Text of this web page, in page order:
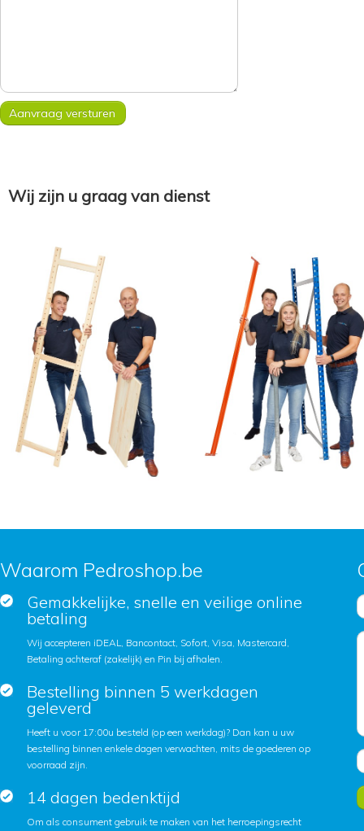
Wij zijn u graag van dienst
Waarom Pedroshop.be
Gemakkelijke, snelle en veilige online
betaling
Wij accepteren iDEAL, Bancontact, Sofort, Visa, Mastercard,
Betaling achteraf (zakelijk) en Pin bij afhalen.
Bestelling binnen 5 werkdagen
geleverd
Heeft u voor 17:00u besteld (op een werkdag)? Dan kan u uw
bestelling binnen enkele dagen verwachten, mits de goederen op
voorraad zijn.
14 dagen bedenktijd
Om als consument gebruik te maken van het herroepingsrecht